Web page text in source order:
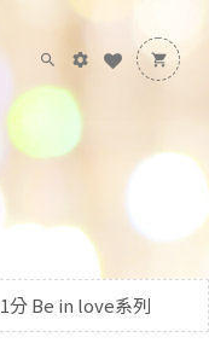
分 Be in love系列